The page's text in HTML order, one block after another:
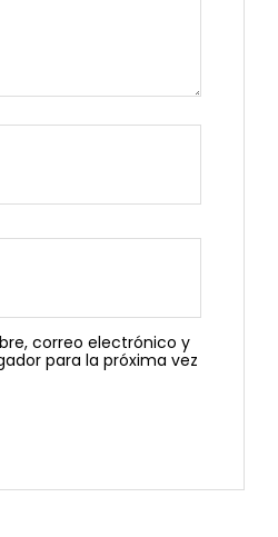
correo electrónico y
para la próxima vez